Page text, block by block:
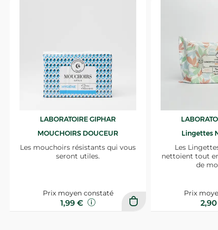
LABORATOIRE GIPHAR
MOUCHOIRS DOUCEUR
Les mouchoirs résistants qui vous
seront utiles.
Prix moyen constaté
1,99 €
Lingettes
Les
nettoient tout
de
Prix